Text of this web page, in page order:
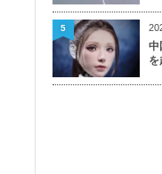
中
を
5